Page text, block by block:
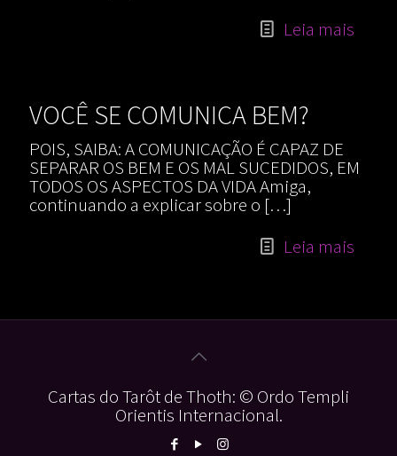
Leia mais
VOCÊ SE COMUNICA BEM?
POIS, SAIBA: A COMUNICAÇÃO É CAPAZ DE
SEPARAR OS BEM E OS MAL SUCEDIDOS, EM
TODOS OS ASPECTOS DA VIDA Amiga,
continuando a explicar sobre o […]
Leia mais
Cartas do Tarôt de Thoth: © Ordo Templi
Orientis Internacional.